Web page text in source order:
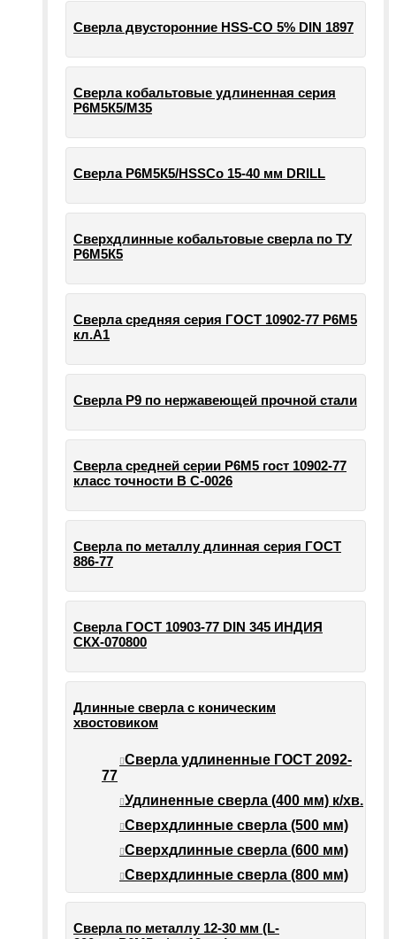
Сверла двусторонние HSS-CO 5% DIN 1897
Сверла кобальтовые удлиненная серия
Р6М5К5/М35
Сверла Р6М5К5/HSSCo 15-40 мм DRILL
Сверхдлинные кобальтовые сверла по ТУ
Р6М5К5
Сверла средняя серия ГОСТ 10902-77 Р6М5
кл.А1
Сверла Р9 по нержавеющей прочной стали
Сверла средней серии Р6М5 гост 10902-77
класс точности В С-0026
Сверла по металлу длинная серия ГОСТ
886-77
Сверла ГОСТ 10903-77 DIN 345 ИНДИЯ
СКХ-070800
Длинные сверла с коническим
хвостовиком
Сверла удлиненные ГОСТ 2092-
77
Удлиненные сверла (400 мм) к/хв.
Сверхдлинные сверла (500 мм)
Сверхдлинные сверла (600 мм)
Сверхдлинные сверла (800 мм)
Сверла по металлу 12-30 мм (L-